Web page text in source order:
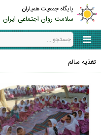
پایگاه جمعیت همیاران
سلامت روان اجتماعی ایران
تغذيه سالم